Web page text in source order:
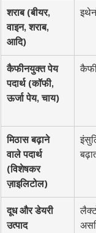
शराब (बीयर,
वाइन, शराब,
आदि)
कैफीनयुक्त पेय
पदार्थ (कॉफी,
ऊर्जा पेय, चाय)
मिठास बढ़ाने
वाले पदार्थ
(विशेषकर
ज़ाइलिटोल)
दूध और डेयरी
उत्पाद